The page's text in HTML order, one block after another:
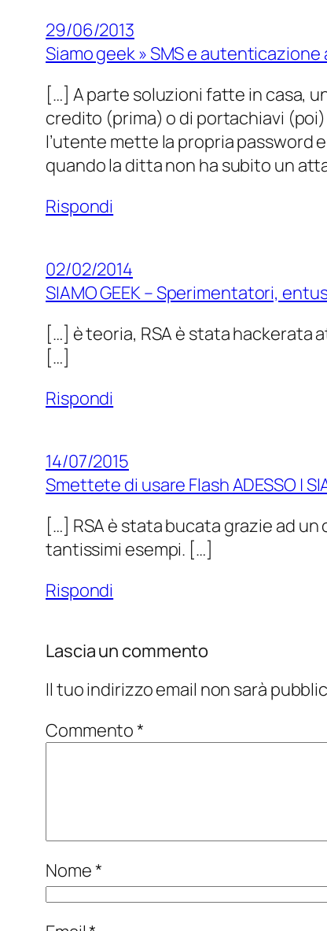
29/06/2013
Siamo geek » SMS e
[…] A parte soluzioni fatte in casa,
credito (prima) o di portachiavi
l’utente mette la propria password
quando la ditta non ha subito un
Rispondi
02/02/2014
SIAMO GEEK – Sperimentatori,
[…] è teoria, RSA è stata hackerata
[…]
Rispondi
14/07/2015
Smettete di usare Flash ADESSO |
[…] RSA è stata bucata grazie ad
tantissimi esempi. […]
Rispondi
Lascia un commento
Il tuo indirizzo email non sarà
Commento*
Nome*